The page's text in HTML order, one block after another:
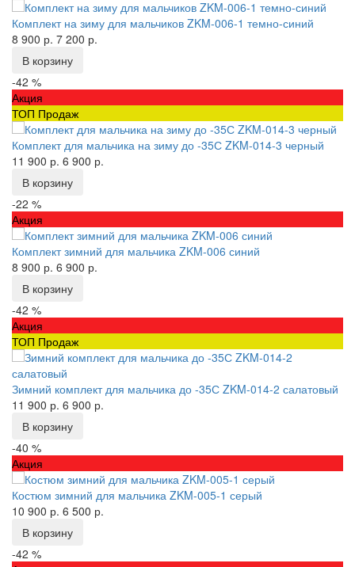
Комплект на зиму для мальчиков ZKM-006-1 темно-синий
8 900 р. 7 200 р.
В корзину
-42 %
Акция
ТОП Продаж
Комплект для мальчика на зиму до -35С ZKM-014-3 черный
11 900 р. 6 900 р.
В корзину
-22 %
Акция
Комплект зимний для мальчика ZKM-006 синий
8 900 р. 6 900 р.
В корзину
-42 %
Акция
ТОП Продаж
Зимний комплект для мальчика до -35С ZKM-014-2 салатовый
11 900 р. 6 900 р.
В корзину
-40 %
Акция
Костюм зимний для мальчика ZKM-005-1 серый
10 900 р. 6 500 р.
В корзину
-42 %